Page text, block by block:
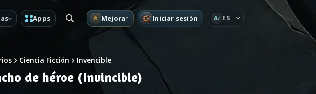
Apps Mejorar Iniciar sesión A ES
Ciencia Ficción Invencible
de héroe (Invincible)